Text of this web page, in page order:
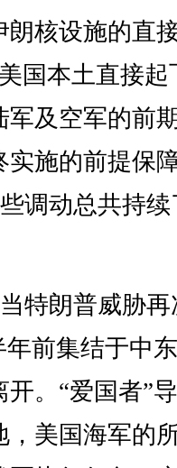
核设施的直
国本土直接起
军及空军的前
实施的前提保
调动总共持续
朗普威胁再
前集结于中
。“爱国者”
，美国海军的